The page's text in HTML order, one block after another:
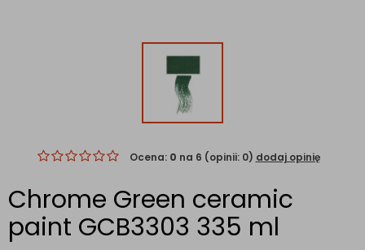
Ocena: 0 na 6 (opinii: 0) dodaj opinię
Chrome Green ceramic
paint GCB3303 335 ml